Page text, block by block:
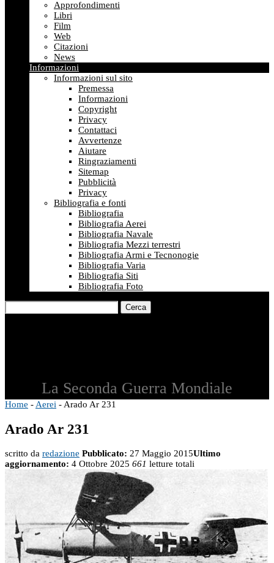
Approfondimenti
Libri
Film
Web
Citazioni
News
Informazioni
Informazioni sul sito
Premessa
Informazioni
Copyright
Privacy
Contattaci
Avvertenze
Aiutare
Ringraziamenti
Sitemap
Pubblicità
Privacy
Bibliografia e fonti
Bibliografia
Bibliografia Aerei
Bibliografia Navale
Bibliografia Mezzi terrestri
Bibliografia Armi e Tecnonogie
Bibliografia Varia
Bibliografia Siti
Bibliografia Foto
Cerca
La Seconda Guerra Mondiale
Home - Aerei - Arado Ar 231
Arado Ar 231
scritto da redazione Pubblicato: 27 Maggio 2015Ultimo
aggiornamento: 4 Ottobre 2025 661 letture totali